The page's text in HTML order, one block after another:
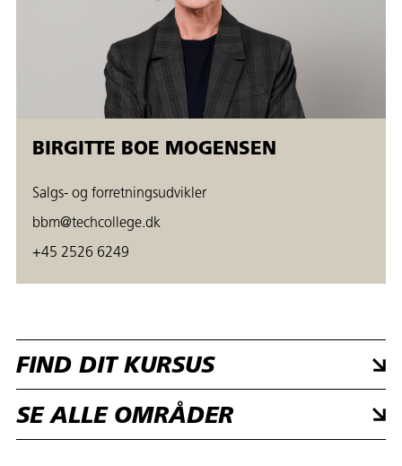
BIRGITTE BOE MOGENSEN
Salgs- og forretningsudvikler
bbm@techcollege.dk
+45 2526 6249
FIND DIT KURSUS
SE ALLE OMRÅDER